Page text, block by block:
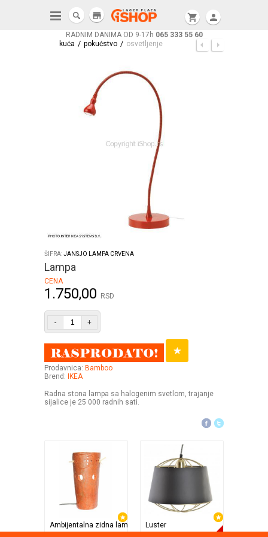
RADNIM DANIMA OD 9-17h 065 333 55 60
shopping_cart person
store
kuća / pokućstvo / osvetljenje
ŠIFRA:JANSJO LAMPA CRVENA
Lampa
CENA
1.750,00 RSD
- +
Prodavnica: Bamboo
Brend:
IKEA
Radna stona lampa sa halogenim svetlom, trajanje
sijalice je 25 000 radnih sati.
Ambijentalna zidna lampa Luster